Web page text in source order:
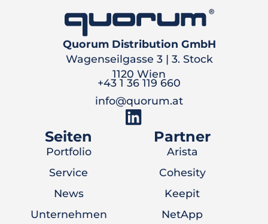
Quorum Distribution GmbH
Wagenseilgasse 3 | 3. Stock
1120 Wien
+43 1 36 119 660
info@quorum.at
Seiten
Portfolio
Service
News
Unternehmen
Partner
Arista
Cohesity
Keepit
NetApp